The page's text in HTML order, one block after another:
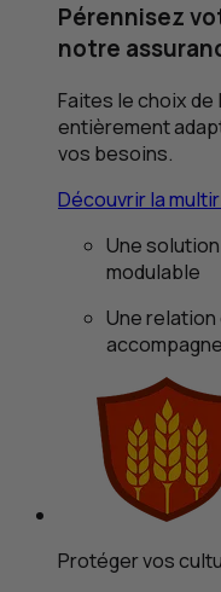
Pérennisez
notre
Faites le choix
entièrement
vos besoins.
Découvrir la
Une
modulable
Une
Protéger vos